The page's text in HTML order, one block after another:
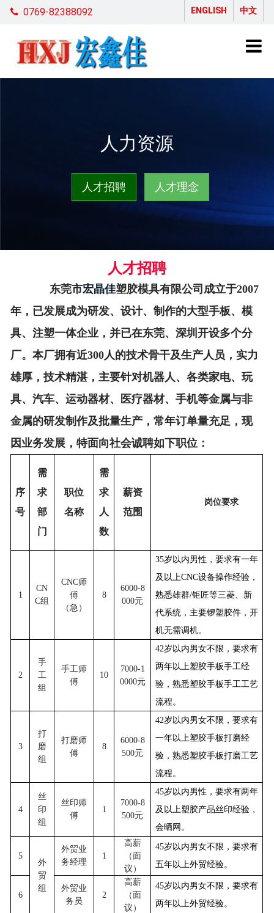
ENGLISH 中文
0769-82388092
人力资源
人才招聘 人才理念
人才招聘
东莞市宏晶佳塑胶模具有限公司成立于2007
年，已发展成为研发、设计、制作的大型手板、模
具、注塑一体企业，并已在东莞、深圳开设多个分
厂。本厂拥有近300人的技术骨干及生产人员，实力
雄厚，技术精湛，主要针对机器人、各类家电、玩
具、汽车、运动器材、医疗器材、手机等金属与非
金属的研发制作及批量生产，常年订单量充足，现
因业务发展，特面向社会诚聘如下职位：
序
号
需
求
部
门
职位
名称
需
求
人
数
薪资
范围
岗位要求
1
CN
C组
CNC师
傅
（急）
8
6000-8
000元
35岁以内男性，要求有一年
及以上CNC设备操作经验，
熟悉雄群/钜匠等三菱、新
代系统，主要锣塑胶件，开
机无需调机。
2
手
工
组
手工师
傅
10
7000-1
0000元
42岁以内男女不限，要求有
两年以上塑胶手板手工经
验，熟悉塑胶手板手工工艺
流程。
3
打
磨
组
打磨师
傅
8
6000-8
500元
42岁以内男女不限，要求有
一年以上塑胶手板打磨经
验，熟悉塑胶手板打磨工艺
流程。
4
丝
印
组
丝印师
傅
1
7000-8
500元
45岁以内男性，要求有两年
及以上塑胶产品丝印经验，
会晒网。
5
外
贸
组
外贸业
务经理
1
高薪
（面
议）
45岁以内男女不限 ，要求有
五年以上外贸经验。
6
外贸业
务员
2
高薪
（面
议）
45岁以内男女不限 ，要求有
两年以上外贸经验。